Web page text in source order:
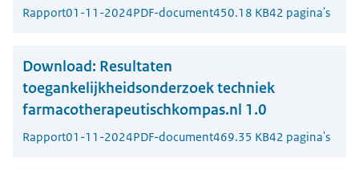
Rapport01-11-2024PDF-document450.18 KB42 pagina's
Download: Resultaten
toegankelijkheidsonderzoek techniek
farmacotherapeutischkompas.nl 1.0
Rapport01-11-2024PDF-document469.35 KB42 pagina's